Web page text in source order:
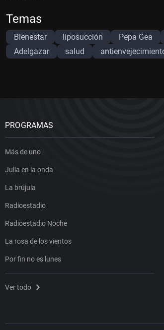
Temas
Bienestar liposucción Pepa Gea
Adelgazar
salud
PROGRAMAS
Más de uno
Julia en la onda
La brújula
Radioestadio
Radioestadio Noche
La rosa de los vientos
Por fin no es lunes
Ver todo